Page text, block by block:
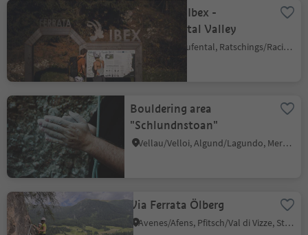
Via ferrata Ibex -
Ratschingstal Valley
Valgiovo/Jaufental, Ratschings/Racines, Sterzing/Vipiteno and environs
Bouldering area
"Schlundnstoan"
Vellau/Velloi, Algund/Lagundo, Meran/Merano and environs
Via Ferrata Ölberg
Avenes/Afens, Pfitsch/Val di Vizze, Sterzing/Vipiteno and environs